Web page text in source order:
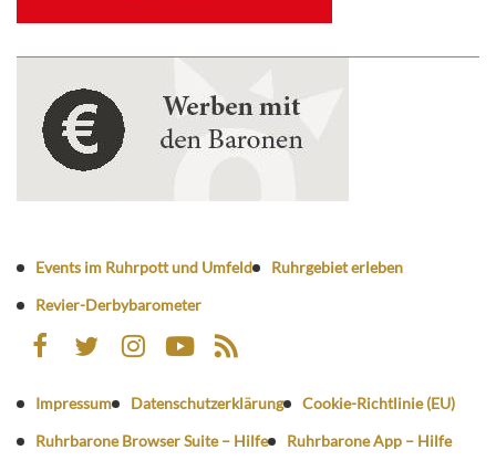
Events im Ruhrpott und Umfeld
Ruhrgebiet erleben
Revier-Derbybarometer
Impressum Datenschutzerklärung
Cookie-Richtlinie (EU)
Ruhrbarone Browser Suite – Hilfe
Ruhrbarone App – Hilfe